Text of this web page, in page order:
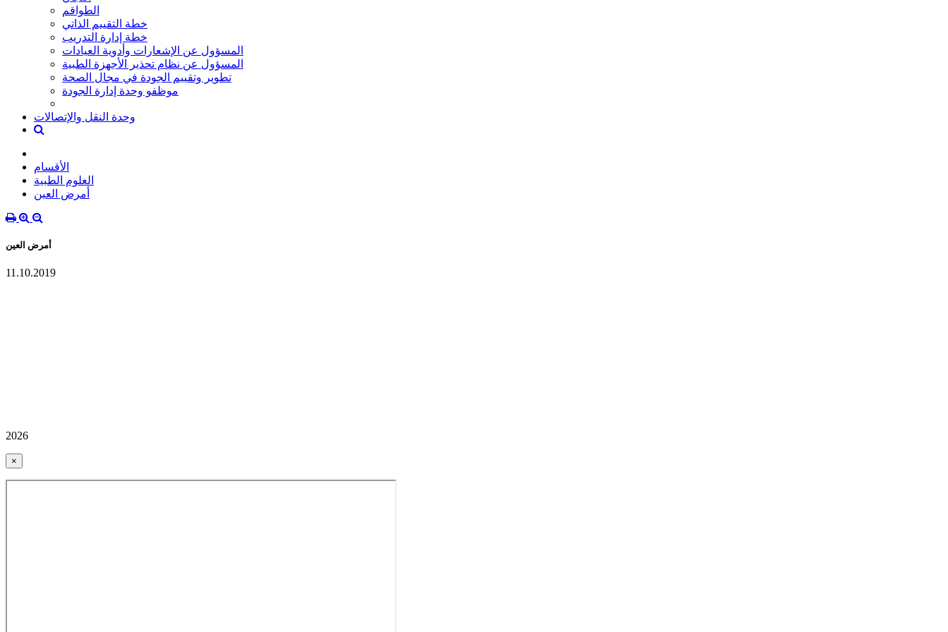
الطواقم
خطة التقييم الذاتي
خطة إدارة التدريب
المسؤول عن الإشعارات وأدوية العيادات
المسؤول عن نظام تحذير الأجهزة الطبية
تطوير وتقييم الجودة في مجال الصحة
موظفو وحدة إدارة الجودة
وحدة النقل والإتصالات
الأقسام
العلوم الطبية
أمرض العين
أمرض العين
11.10.2019
2026
×